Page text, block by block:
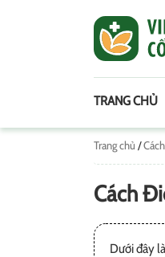
TRANG CHỦ
Trang chủ /
Cách
Dưới đây